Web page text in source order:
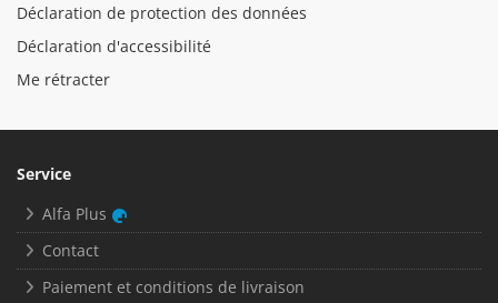
Déclaration de protection des données
Déclaration d'accessibilité
Me rétracter
Service
Alfa Plus
Contact
Paiement et conditions de livraison